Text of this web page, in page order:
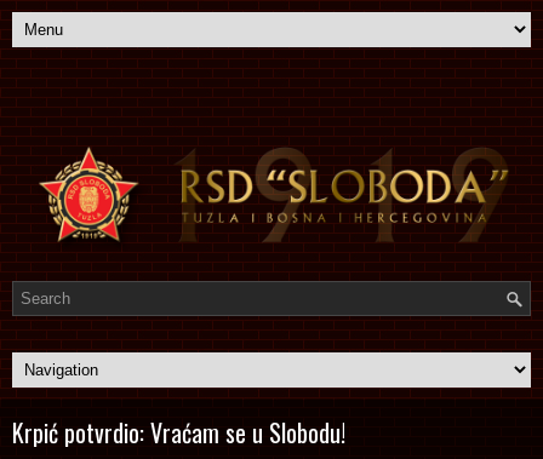
Krpić potvrdio: Vraćam se u Slobodu!